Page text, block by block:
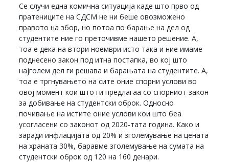
Се случи една комична ситуација каде што прво од
пратениците на СДСМ не ни беше овозможено
правото на збор, но потоа по барање на дел од
студентите ние го преточивме нашето решение. А,
тоа е дека на втори ноември исто така и ние имаме
поднесено закон под итна постапка, во кој што
најголем дел ги решава и барањата на студентите. А,
тоа е тргнувањето на сите оние спорни услови во
овој момент кои што ги предлагаа со спорниот закон
за добивање на студентски оброк. Односно
почивање на истите оние услови кои што беа
усогласени со законот од 2020-тата година. Како и
заради инфлацијата од 20% и зголемување на цената
на храната 30%, баравме зголемување на сумата на
студентски оброк од 120 на 160 денари.